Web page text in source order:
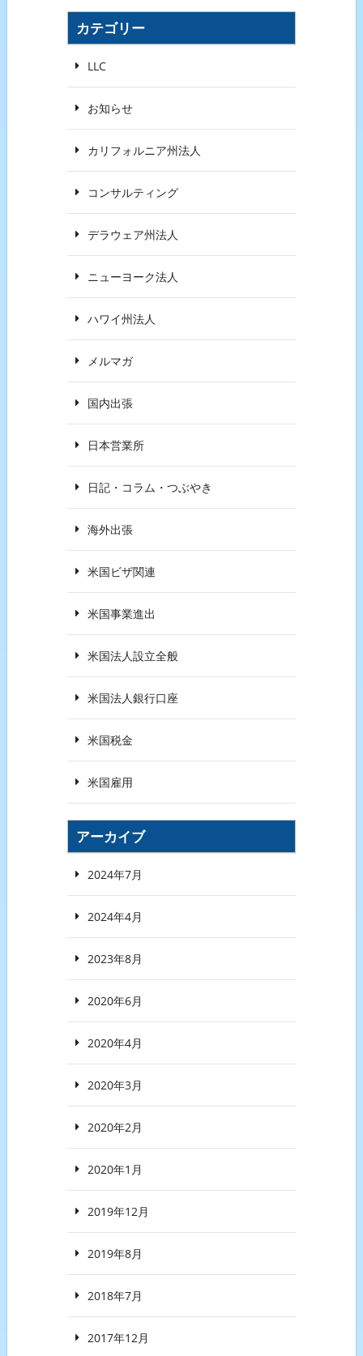
カテゴリー
LLC
お知らせ
カリフォルニア州法人
コンサルティング
デラウェア州法人
ニューヨーク法人
ハワイ州法人
メルマガ
国内出張
日本営業所
日記・コラム・つぶやき
海外出張
米国ビザ関連
米国事業進出
米国法人設立全般
米国法人銀行口座
米国税金
米国雇用
アーカイブ
2024年7月
2024年4月
2023年8月
2020年6月
2020年4月
2020年3月
2020年2月
2020年1月
2019年12月
2019年8月
2018年7月
2017年12月